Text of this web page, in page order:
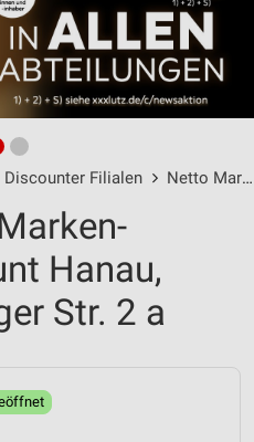
Discounter Filialen Netto Marken-Discount Filialen
Hanau,
Str. 2 a